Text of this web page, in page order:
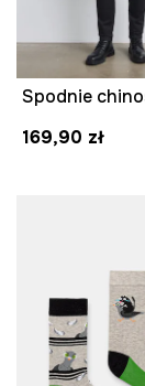
169,90 zł